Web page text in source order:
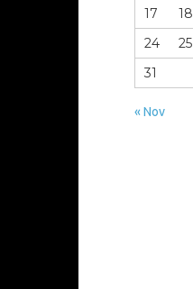
17
18
24
25
31
« Nov